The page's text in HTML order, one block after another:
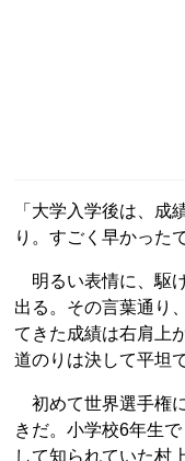
「大学入学後は、成
り。すごく早かった
明るい表情に、駆
出る。その言葉通り
てきた成績は右肩上
道のりは決して平坦
初めて世界選手権
きだ。小学校6年生
して知られていた村